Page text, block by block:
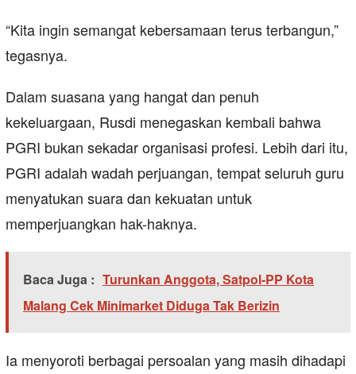
“Kita ingin semangat kebersamaan terus terbangun,”
tegasnya.
Dalam suasana yang hangat dan penuh
kekeluargaan, Rusdi menegaskan kembali bahwa
PGRI bukan sekadar organisasi profesi. Lebih dari itu,
PGRI adalah wadah perjuangan, tempat seluruh guru
menyatukan suara dan kekuatan untuk
memperjuangkan hak-haknya.
Baca Juga : Turunkan Anggota, Satpol-PP Kota
Malang Cek Minimarket Diduga Tak Berizin
Ia menyoroti berbagai persoalan yang masih dihadapi